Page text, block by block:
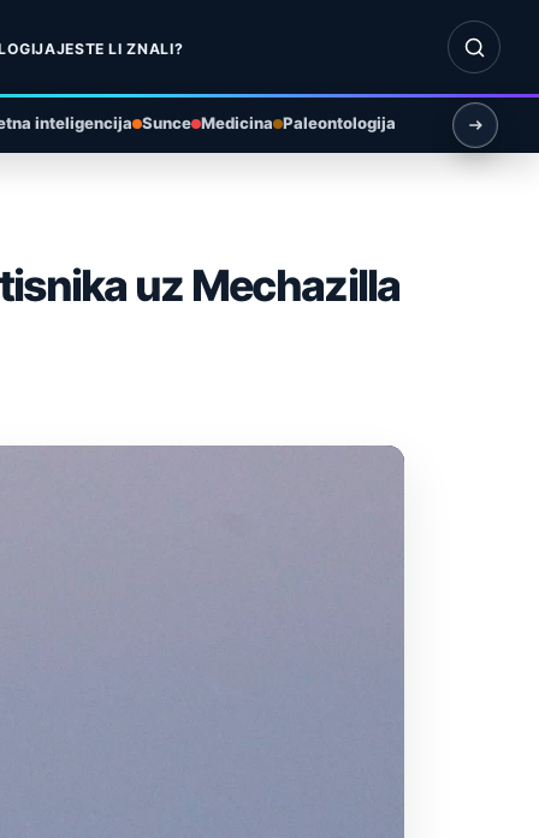
JESTE LI ZNALI?
Otvori
inteligencija Sunce Medicina Paleontologija
uz Mechazilla